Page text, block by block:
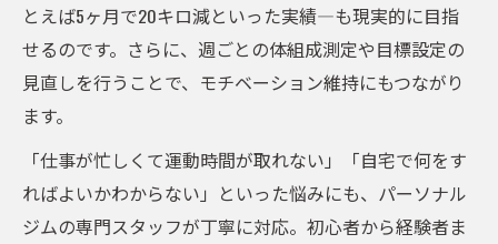
とえば5ヶ月で20キロ減といった実績―も現実的に目指
せるのです。さらに、週ごとの体組成測定や目標設定の
見直しを行うことで、モチベーション維持にもつながり
ます。
「仕事が忙しくて運動時間が取れない」「自宅で何をす
ればよいかわからない」といった悩みにも、パーソナル
ジムの専門スタッフが丁寧に対応。初心者から経験者ま